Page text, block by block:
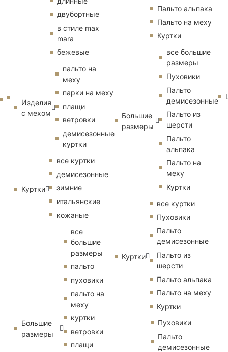
двубортные
в стиле max
mara
бежевые
Изделия
с мехом
пальто на
меху
парки на меху
плащи
ветровки
демисезонные
куртки
Куртки
все куртки
демисезонные
зимние
итальянские
кожаные
Большие
размеры
все
большие
размеры
пальто
пуховики
пальто на
меху
куртки
ветровки
плащи
Пальто альпака
Пальто на меху
Куртки
Большие
размеры
все большие
размеры
Пуховики
Пальто
демисезонные
Пальто из
шерсти
Пальто
альпака
Пальто на
меху
Куртки
Куртки
все куртки
Пуховики
Пальто
демисезонные
Пальто из
шерсти
Пальто альпака
Пальто на меху
Куртки
Пуховики
Пальто
демисезонные